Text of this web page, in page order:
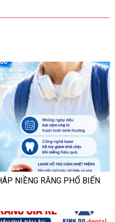
NIỀNG RĂNG PHỔ BIẾN